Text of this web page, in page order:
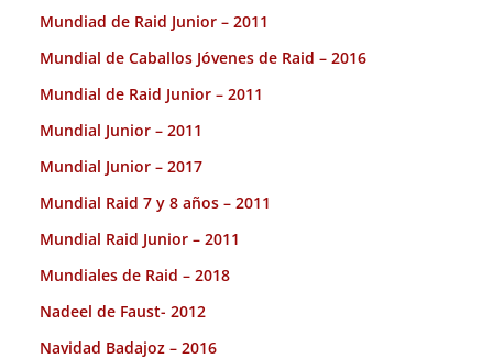
Mundiad de Raid Junior – 2011
Mundial de Caballos Jóvenes de Raid – 2016
Mundial de Raid Junior – 2011
Mundial Junior – 2011
Mundial Junior – 2017
Mundial Raid 7 y 8 años – 2011
Mundial Raid Junior – 2011
Mundiales de Raid – 2018
Nadeel de Faust- 2012
Navidad Badajoz – 2016